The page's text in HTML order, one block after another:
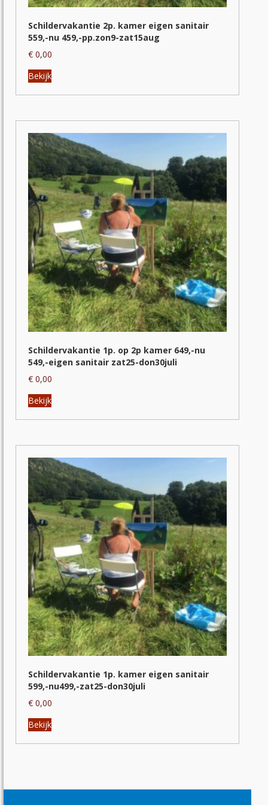
Schildervakantie 2p. kamer eigen sanitair
559,-nu 459,-pp.zon9-zat15aug
€ 0,00
Bekijk
Dit
product
heeft
variaties.
Deze
optie
kan
gekozen
worden
op
de
productpagina
Schildervakantie 1p. op 2p kamer 649,-nu
549,-eigen sanitair zat25-don30juli
€ 0,00
Bekijkproduct
heeft
variaties.
Deze
optie
kan
gekozen
worden
op
de
productpagina
Schildervakantie 1p. kamer eigen sanitair
599,-nu499,-zat25-don30juli
€ 0,00
Bekijk
Dit
product
heeft